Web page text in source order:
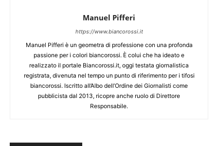
Manuel Pifferi
https://www.biancorossi.it
Manuel Pifferi è un geometra di professione con una profonda
passione per i colori biancorossi. È colui che ha ideato e
realizzato il portale Biancorossi.it, oggi testata giornalistica
registrata, divenuta nel tempo un punto di riferimento per i tifosi
biancorossi. Iscritto all’Albo dell’Ordine dei Giornalisti come
pubblicista dal 2013, ricopre anche ruolo di Direttore
Responsabile.